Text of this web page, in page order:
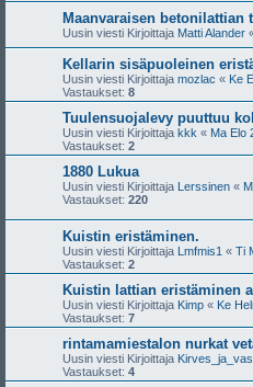
Maanvaraisen betonilattian
Uusin viesti Kirjoittaja Matti Alander
Kellarin sisäpuoleinen
Uusin viesti Kirjoittaja mozlac « Ke
Vastaukset: 8
Tuulensuojalevy puuttuu
Uusin viesti Kirjoittaja kkk « Ma Elo
Vastaukset: 2
1880 Lukua
Uusin viesti Kirjoittaja Lerssinen «
Vastaukset: 220
Kuistin eristäminen.
Uusin viesti Kirjoittaja Lmfmis1 « Ti
Vastaukset: 2
Kuistin lattian eristäminen
Uusin viesti Kirjoittaja Kimp « Ke
Vastaukset: 7
rintamamiestalon nurkat
Uusin viesti Kirjoittaja
Vastaukset: 4